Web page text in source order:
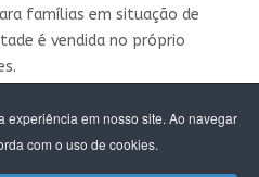
experiência em nosso site. Ao navegar
com o uso de cookies.
famílias em situação de
é vendida no próprio
mais de 50 unidades e só no
programa produziu cerca de